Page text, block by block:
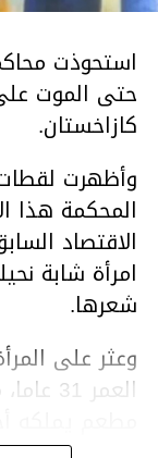
استحوذت
حتى الموت
كازاخستان.
وأظهرت
المحكمة هذا
الاقتصاد
امرأة شابة
شعرها.
وعثر على
العمر